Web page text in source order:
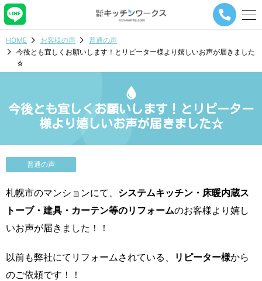
メ
ー
ビ
タ
HOME お客様の声
普通の声
今後とも宜しくお願いします！とリピーター様より嬉しいお声が届きました
☆
今後とも宜しくお願いします！とリピーター
様より嬉しいお声が届きました☆
普通の声
札幌市のマンションにて、 システムキッチン・床暖内蔵ス
トーブ・建具・カーテン等のリフォームのお客様より嬉し
いお声が届きました！！
以前も弊社にてリフォームされている、 リピーター様から
のご依頼です！！